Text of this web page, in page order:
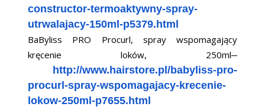
constructor-termoaktywny-spray-
utrwalajacy-150ml-p5379.html
BaByliss PRO Procurl, spray wspomagający
kręcenie loków, 250ml–
http://www.hairstore.pl/babyliss-pro-
procurl-spray-wspomagajacy-krecenie-
lokow-250ml-p7655.html